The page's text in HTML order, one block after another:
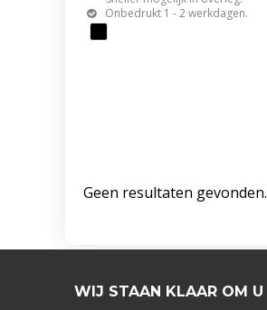
Onbedrukt 1 - 2 werkdagen.
Geen resultaten gevonden.
WIJ STAAN KLAAR OM U